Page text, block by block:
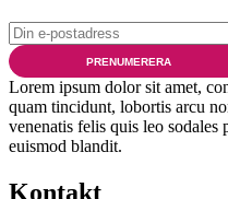
PRENUMERERA
Lorem ipsum dolor sit amet,
quam tincidunt, lobortis arcu
venenatis felis quis leo
euismod blandit.
Kontakt